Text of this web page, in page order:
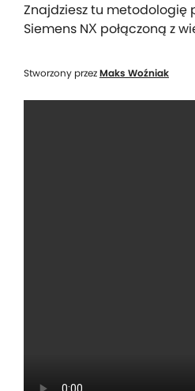
Znajdziesz tu metodologię
Siemens NX połączoną z
Stworzony przezMaks Woźniak